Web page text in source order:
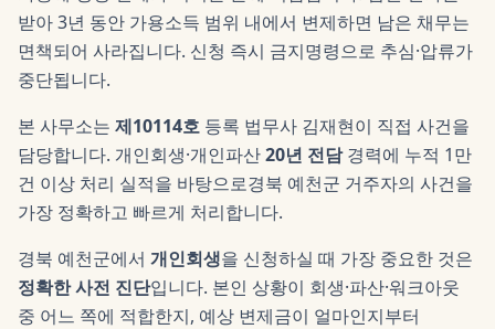
받아 3년 동안 가용소득 범위 내에서 변제하면 남은 채무는
면책되어 사라집니다. 신청 즉시 금지명령으로 추심·압류가
중단됩니다.
본 사무소는 제10114호 등록 법무사 김재현이 직접 사건을
담당합니다. 개인회생·개인파산20년 전담경력에 누적 1만
건 이상 처리 실적을 바탕으로경북 예천군 거주자의 사건을
가장 정확하고 빠르게 처리합니다.
경북 예천군에서 개인회생을 신청하실 때 가장 중요한 것은
정확한 사전 진단입니다. 본인 상황이 회생·파산·워크아웃
중 어느 쪽에 적합한지, 예상 변제금이 얼마인지부터